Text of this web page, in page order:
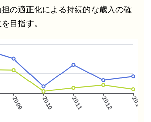
の適正化による持続的な歳入の確
目指す。